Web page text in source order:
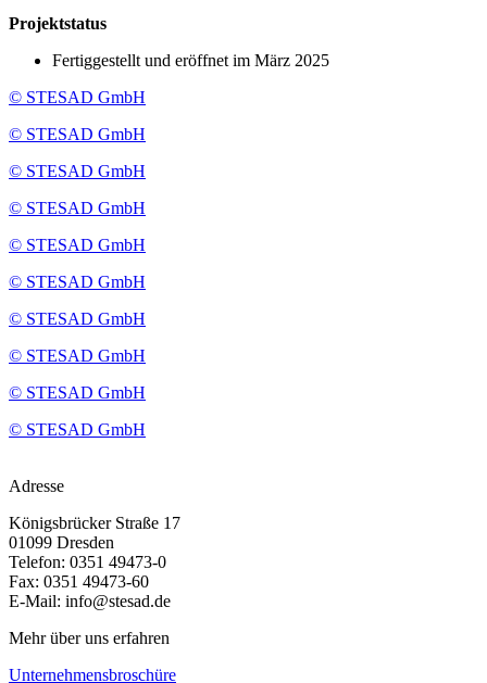
Projektstatus
Fertiggestellt und eröffnet im März 2025
© STESAD GmbH
© STESAD GmbH
© STESAD GmbH
© STESAD GmbH
© STESAD GmbH
© STESAD GmbH
© STESAD GmbH
© STESAD GmbH
© STESAD GmbH
© STESAD GmbH
Adresse
Königsbrücker Straße 17
01099 Dresden
Telefon: 0351 49473-0
Fax: 0351 49473-60
E-Mail: info@stesad.de
Mehr über uns erfahren
Unternehmensbroschüre